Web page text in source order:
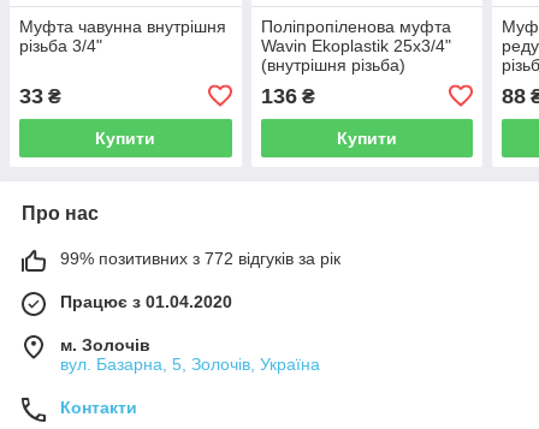
Муфта чавунна внутрішня
різьба 3/4"
33 ₴
Купити
Поліпропіленова муфта
Wavin Ekoplastik 25х3/4"
(внутрішня різьба)
136₴
Купити
88
Про нас
99% позитивних з 772 відгуків за рік
Працює з 01.04.2020
м. Золочів
вул. Базарна, 5, Золочів, Україна
Контакти